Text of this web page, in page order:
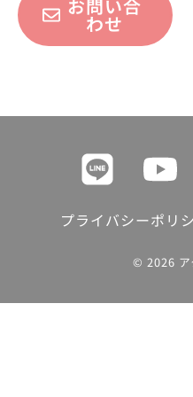
お問い合
わせ
プライバシーポリ
© 2026 ア